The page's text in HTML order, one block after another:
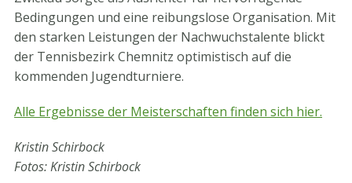
Bedingungen und eine reibungslose Organisation. Mit
den starken Leistungen der Nachwuchstalente blickt
der Tennisbezirk Chemnitz optimistisch auf die
kommenden Jugendturniere.
Alle Ergebnisse der Meisterschaften finden sich hier.
Kristin Schirbock
Fotos: Kristin Schirbock